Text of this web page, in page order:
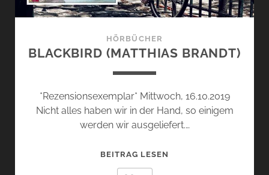
HÖRBÜCHER
BLACKBIRD (MATTHIAS BRANDT)
*Rezensionsexemplar* Mittwoch, 16.10.2019
Nicht alles haben wir in der Hand, so einigem
werden wir ausgeliefert.…
BEITRAG LESEN